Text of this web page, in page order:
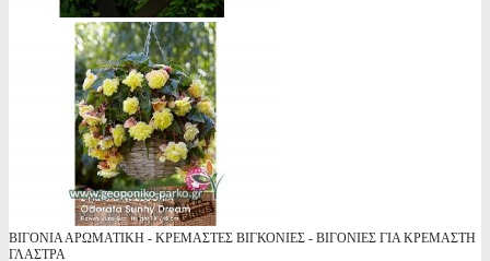
ΒΙΓΟΝΙΑ ΑΡΩΜΑΤΙΚΗ - ΚΡΕΜΑΣΤΕΣ ΒΙΓΚΟΝΙΕΣ - ΒΙΓΟΝΙΕΣ ΓΙΑ ΚΡΕΜΑΣΤΗ
ΓΛΑΣΤΡΑ